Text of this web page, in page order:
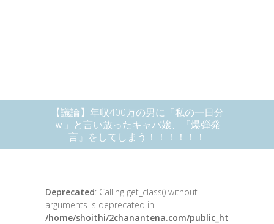
【議論】年収400万の男に「私の一日分
ｗ」と言い放ったキャバ嬢、『爆弾発
言』をしてしまう！！！！！！
Deprecated: Calling get_class() without
arguments is deprecated in
/home/shoithi/2chanantena.com/public_ht